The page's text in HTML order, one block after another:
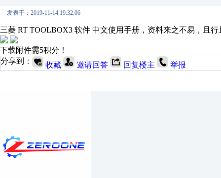
发表于：2019-11-14 19:32:06
三菱 RT TOOLBOX3 软件 中文使用手册，资料来之不易，且
下载附件需5积分！
分享到：
收藏 邀请回答 回复楼主 举报